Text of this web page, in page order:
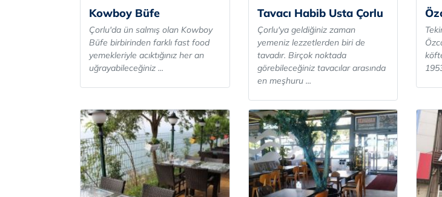
Kowboy Büfe
Çorlu'da ün salmış olan Kowboy
Büfe birbirinden farklı fast food
yemekleriyle acıktığınız her an
uğrayabileceğiniz ...
Tavacı Habib Usta Çorlu
Çorlu'ya geldiğiniz zaman
yemeniz lezzetlerden biri de
tavadır. Birçok noktada
görebileceğiniz tavacılar arasında
en meşhuru ...